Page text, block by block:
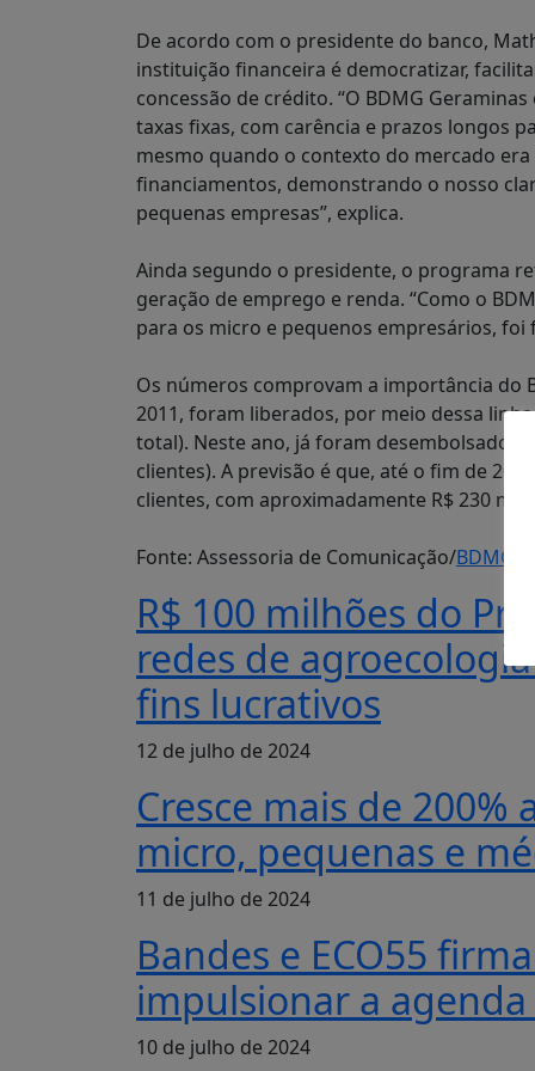
De acordo com o presidente do banco,
instituição financeira é democratizar,
concessão de crédito. “O BDMG
taxas fixas, com carência e prazos longos
mesmo quando o contexto do mercado
financiamentos, demonstrando o nosso
pequenas empresas”, explica.
Ainda segundo o presidente, o programa
geração de emprego e renda. “Como o
para os micro e pequenos empresários,
Os números comprovam a importância do
2011, foram liberados, por meio dessa
total). Neste ano, já foram desembolsados
clientes). A previsão é que, até o fim de
clientes, com aproximadamente R$ 230
Fonte: Assessoria de Comunicação/BDMG
R$ 100 milhões do
redes de
fins lucrativos
12 de julho de 2024
Cresce mais de 200%
micro, pequenas e
11 de julho de 2024
Bandes e ECO55
impulsionar a
10 de julho de 2024